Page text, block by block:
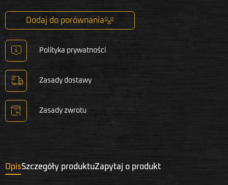
Dodaj do porównania
Polityka prywatności
Zasady dostawy
Zasady zwrotu
OpisSzczegóły produktuZapytaj o produkt